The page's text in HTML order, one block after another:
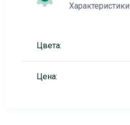
Характеристики
Цвета:
Цена: